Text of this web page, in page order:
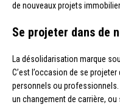
de nouveaux projets
Se projeter dans de
La désolidarisation marque
C’est l’occasion de se
personnels ou professionnels.
un changement de carrière,